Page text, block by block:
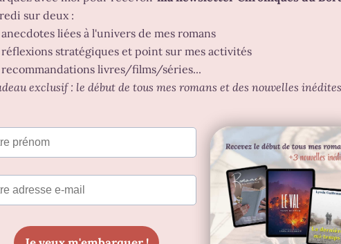
plannings évoluent au fil du temps. Il faut réajuster,
en établissant notre plan et qu’on a vu trop ambitieux (ou pas
les travaux de la maison et le déménagement, ainsi
écrire un premier jet. Enfin, il faut continuer à assurer le